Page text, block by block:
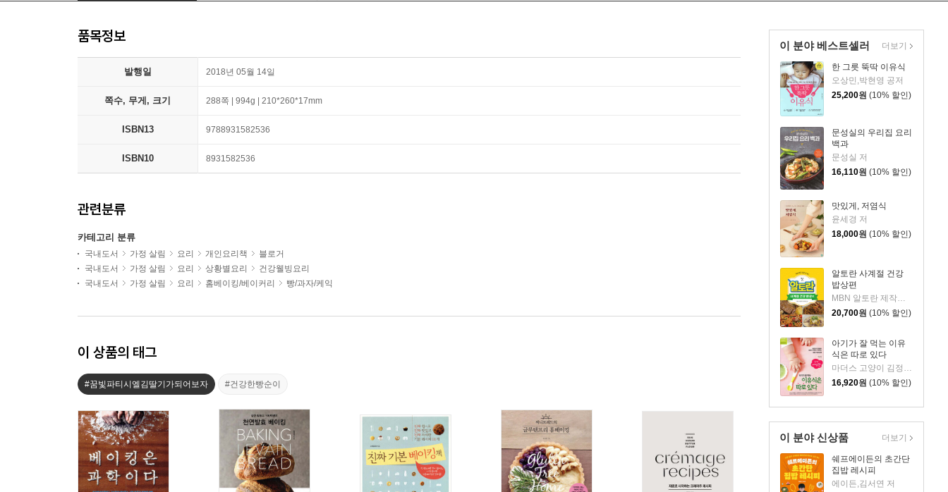
이 분야 베스트셀러
한 그릇 뚝딱 이유식
오상민,박현영 공저
25,200원 (10% 할인)
문성실의 우리집 요리
백과
문성실 저
16,110원 (10% 할인)
맛있게, 저염식
윤세경 저
18,000원 (10% 할인)
알토란 사계절 건강
밥상편
MBN 알토란 제작팀 저
20,700원 (10% 할인)
아기가 잘 먹는 이유
식은 따로 있다
16,920원 (10% 할인)
더보기
이 분야 신상품
쉐프에이든의 초간단
집밥 레시피
에이든,김서연 저
더보기
품목정보
발행일 2018년 05월 14일
쪽수, 무게, 크기 288쪽 | 994g | 210*260*17mm
ISBN13 9788931582536
ISBN10 8931582536
관련분류
카테고리 분류
국내도서 가정 살림 요리 개인요리책
블로거
국내도서
가정 살림 요리 상황별요리
건강웰빙요리
국내도서
가정 살림 요리 홈베이킹/베이커리 빵/과자/케익
이 상품의 태그
#꿈빛파티시엘김딸기가되어보자 #건강한빵순이